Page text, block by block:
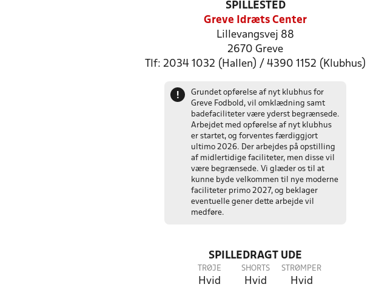
SPILLESTED
Greve Idræts Center
Lillevangsvej 88
2670 Greve
Tlf: 2034 1032 (Hallen) / 4390 1152 (Klubhus)
!
Grundet opførelse af nyt klubhus for
Greve Fodbold, vil omklædning samt
badefaciliteter være yderst begrænsede.
Arbejdet med opførelse af nyt klubhus
er startet, og forventes færdiggjort
ultimo 2026. Der arbejdes på opstilling
af midlertidige faciliteter, men disse vil
være begrænsede. Vi glæder os til at
kunne byde velkommen til nye moderne
faciliteter primo 2027, og beklager
eventuelle gener dette arbejde vil
medføre.
SPILLEDRAGT UDE
TRØJE
Hvid
SHORTS
Hvid
STRØMPER
Hvid